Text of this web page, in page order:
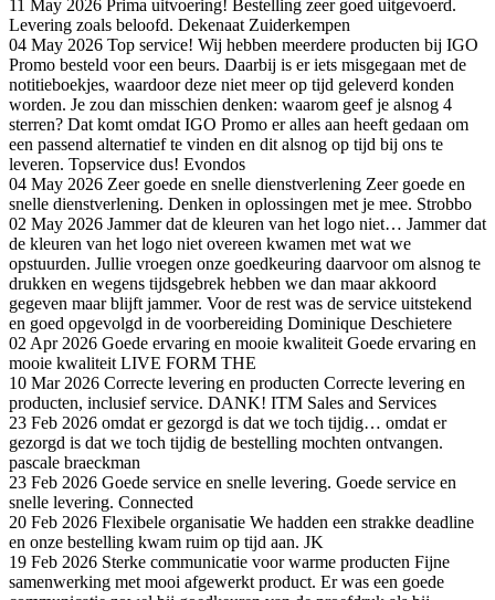
11 May 2026 Prima uitvoering! Bestelling zeer goed uitgevoerd.
Levering zoals beloofd. Dekenaat Zuiderkempen
04 May 2026 Top service! Wij hebben meerdere producten bij IGO
Promo besteld voor een beurs. Daarbij is er iets misgegaan met de
notitieboekjes, waardoor deze niet meer op tijd geleverd konden
worden. Je zou dan misschien denken: waarom geef je alsnog 4
sterren? Dat komt omdat IGO Promo er alles aan heeft gedaan om
een passend alternatief te vinden en dit alsnog op tijd bij ons te
leveren. Topservice dus! Evondos
04 May 2026 Zeer goede en snelle dienstverlening Zeer goede en
snelle dienstverlening. Denken in oplossingen met je mee. Strobbo
02 May 2026 Jammer dat de kleuren van het logo niet… Jammer dat
de kleuren van het logo niet overeen kwamen met wat we
opstuurden. Jullie vroegen onze goedkeuring daarvoor om alsnog te
drukken en wegens tijdsgebrek hebben we dan maar akkoord
gegeven maar blijft jammer. Voor de rest was de service uitstekend
en goed opgevolgd in de voorbereiding Dominique Deschietere
02 Apr 2026 Goede ervaring en mooie kwaliteit Goede ervaring en
mooie kwaliteit LIVE FORM THE
10 Mar 2026 Correcte levering en producten Correcte levering en
producten, inclusief service. DANK! ITM Sales and Services
23 Feb 2026 omdat er gezorgd is dat we toch tijdig… omdat er
gezorgd is dat we toch tijdig de bestelling mochten ontvangen.
pascale braeckman
23 Feb 2026 Goede service en snelle levering. Goede service en
snelle levering. Connected
20 Feb 2026 Flexibele organisatie We hadden een strakke deadline
en onze bestelling kwam ruim op tijd aan. JK
19 Feb 2026 Sterke communicatie voor warme producten Fijne
samenwerking met mooi afgewerkt product. Er was een goede